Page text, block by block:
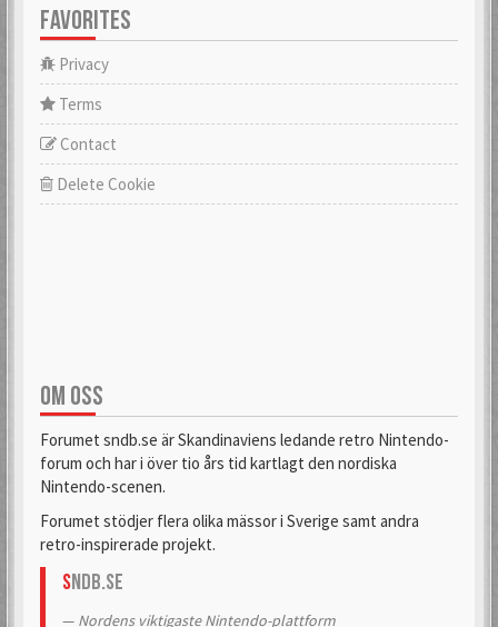
FAVORITES
Privacy
Terms
Contact
Delete Cookie
OM OSS
Forumet sndb.se är Skandinaviens ledande retro Nintendo-
forum och har i över tio års tid kartlagt den nordiska
Nintendo-scenen.
Forumet stödjer flera olika mässor i Sverige samt andra
retro-inspirerade projekt.
SNDB.se
Nordens viktigaste Nintendo-plattform